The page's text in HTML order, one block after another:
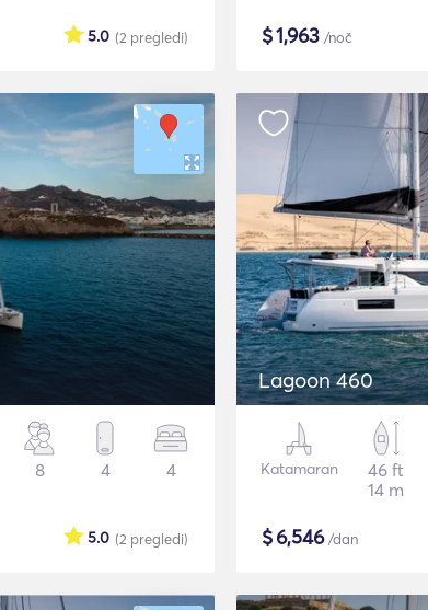
(2 pregledi)
5.0 $1,963 /noč
8 4 4
(2 pregledi)
5.0
Lagoon 460
Katamaran
46 ft
14 m
$6,546/dan